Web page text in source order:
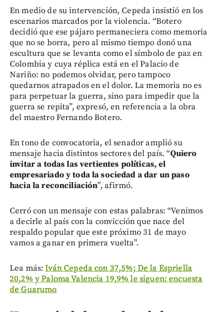
En medio de su intervención, Cepeda insistió en los
escenarios marcados por la violencia. “Botero
decidió que ese pájaro permaneciera como memoria
que no se borra, pero al mismo tiempo donó una
escultura que se levanta como el símbolo de paz en
Colombia y cuya réplica está en el Palacio de
Nariño: no podemos olvidar, pero tampoco
quedarnos atrapados en el dolor. La memoria no es
para perpetuar la guerra, sino para impedir que la
guerra se repita”, expresó, en referencia a la obra
del maestro Fernando Botero.
En tono de convocatoria, el senador amplió su
mensaje hacia distintos sectores del país. “Quiero
invitar a todas las vertientes políticas, el
empresariado y toda la sociedad a dar un paso
hacia la reconciliación”, afirmó.
Cerró con un mensaje con estas palabras: “Venimos
a decirle al país con la convicción que nace del
respaldo popular que este próximo 31 de mayo
vamos a ganar en primera vuelta”.
Lea más:Iván Cepeda con 37,5%; De la Espriella
20,2% y Paloma Valencia 19,9% le siguen: encuesta
de Guarumo